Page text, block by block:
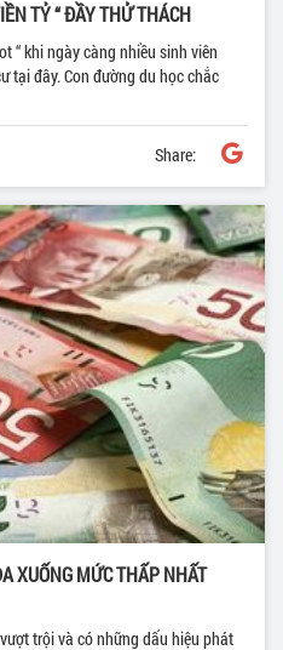
TỶ “ ĐẦY THỬ THÁCH
“ khi ngày càng nhiều sinh viên
tại đây. Con đường du học chắc
Share:
XUỐNG MỨC THẤP NHẤT
trội và có những dấu hiệu phát